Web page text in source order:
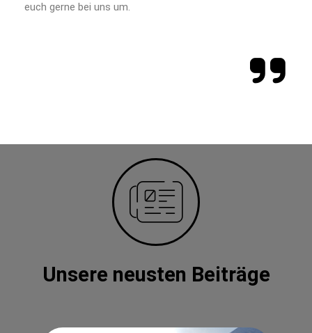
euch gerne bei uns um.
Unsere neusten Beiträge